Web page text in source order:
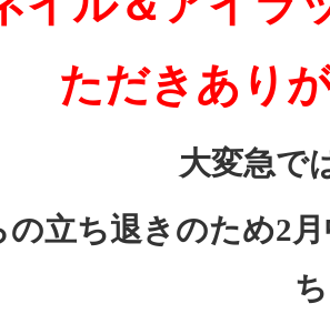
ただきあり
大変急で
立ち退きのため2